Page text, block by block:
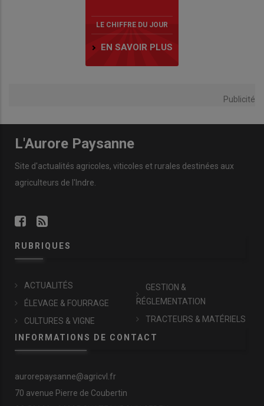
LE CHIFFRE DU JOUR
EN SAVOIR PLUS
Publicité
L'Aurore Paysanne
Site d'actualités agricoles, viticoles et rurales destinées aux
agriculteurs de l'Indre.
RUBRIQUES
ACTUALITÉS
ÉLEVAGE & FOURRAGE
CULTURES & VIGNE
GESTION &
RÉGLEMENTATION
TRACTEURS & MATÉRIELS
INFORMATIONS DE CONTACT
aurorepaysanne@agricvl.fr
70 avenue Pierre de Coubertin